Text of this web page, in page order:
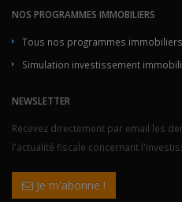
NOS PROGRAMMES IMMOBILIERS
Tous nos programmes immobiliers
Simulation investissement
NEWSLETTER
Recevez directement par email les
l'actualité fiscale concernant
Je m'abonne !